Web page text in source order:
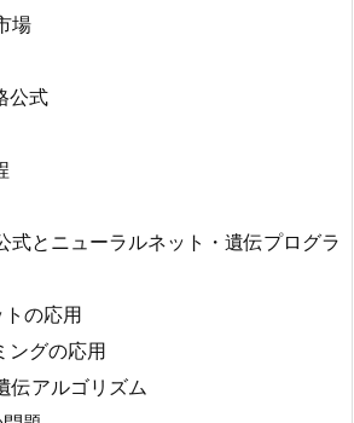
場
公式
式とニューラルネット・遺伝プログラ
の応用
ングの応用
伝アルゴリズム